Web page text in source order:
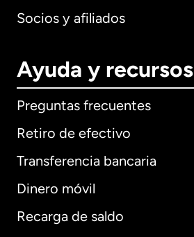
Socios y afiliados
Ayuda y recursos
Preguntas frecuentes
Retiro de efectivo
Transferencia bancaria
Dinero móvil
Recarga de saldo